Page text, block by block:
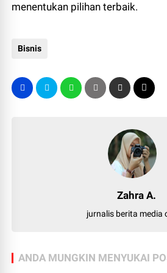
menentukan pilihan terbaik.
Bisnis
Zahra A.
jurnalis berita media
ANDA MUNGKIN MENYUKAI